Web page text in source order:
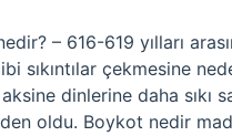
– 616-619 yılları
sıkıntılar çekmesine
dinlerine daha sıkı
oldu. Boykot nedir